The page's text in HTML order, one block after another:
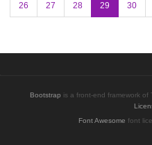
26 27 28 29 30
Bootstrap is a front-end framework of
Font Awesome font